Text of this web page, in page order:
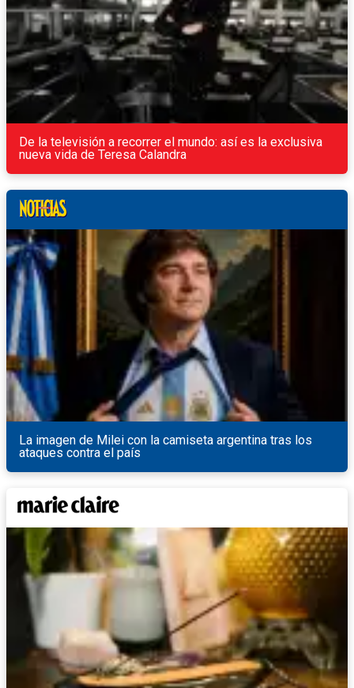
De la televisión a recorrer el mundo: así es la exclusiva
nueva vida de Teresa Calandra
La imagen de Milei con la camiseta argentina tras los
ataques contra el país